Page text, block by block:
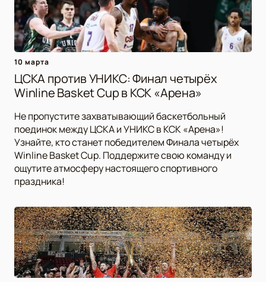
10 марта
ЦСКА против УНИКС: Финал четырёх
Winline Basket Cup в КСК «Арена»
Не пропустите захватывающий баскетбольный
поединок между ЦСКА и УНИКС в КСК «Арена»!
Узнайте, кто станет победителем Финала четырёх
Winline Basket Cup. Поддержите свою команду и
ощутите атмосферу настоящего спортивного
праздника!